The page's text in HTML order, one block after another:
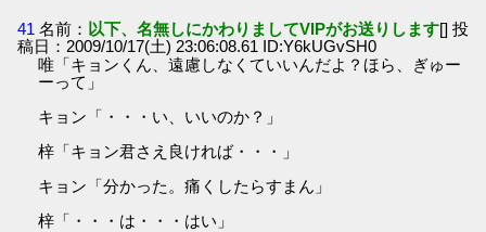
41 名前： 以下、名無しにかわりましてVIPがお送りします[] 投
稿日：2009/10/17(土) 23:06:08.61 ID:Y6kUGvSH0
唯「キョンくん、遠慮しなくていいんだよ？ほら、ぎゅー
ーって」
キョン「・・・い、いいのか？」
梓「キョン君さえ良ければ・・・」
キョン「分かった。痛くしたらすまん」
梓「・・・は・・・はい」